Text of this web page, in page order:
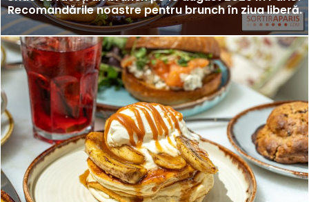
Recomandările noastre pentru brunch în ziua liberă.